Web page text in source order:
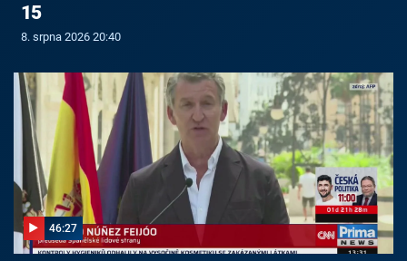
15
8. srpna 2026 20:40
46:27